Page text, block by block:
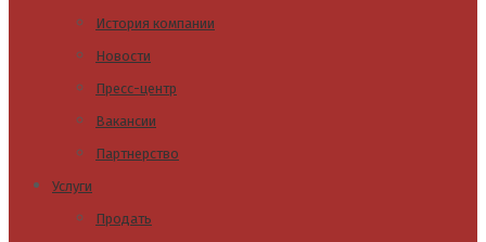
История компании
Новости
Пресс-центр
Вакансии
Партнерство
Услуги
Продать